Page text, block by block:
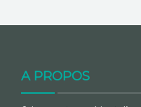
A PROPOS